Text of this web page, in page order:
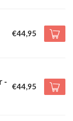
€44,95
-
€44,95